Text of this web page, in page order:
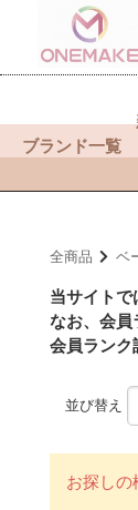
ブランド一覧
全商品 ベ
当サイト
なお、会員
会員ランク
並び替え
お探しの